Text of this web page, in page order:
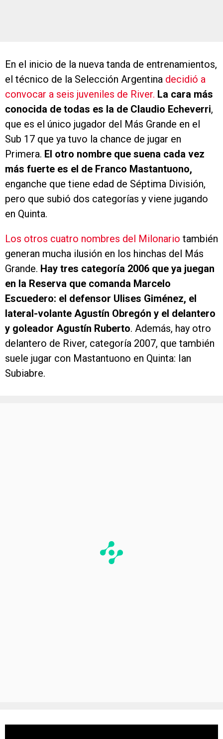
En el inicio de la nueva tanda de entrenamientos,
el técnico de la Selección Argentina decidió a
convocar a seis juveniles de River. La cara más
conocida de todas es la de Claudio Echeverri,
que es el único jugador del Más Grande en el
Sub 17 que ya tuvo la chance de jugar en
Primera. El otro nombre que suena cada vez
más fuerte es el de Franco Mastantuono,
enganche que tiene edad de Séptima División,
pero que subió dos categorías y viene jugando
en Quinta.
Los otros cuatro nombres del Milonario también
generan mucha ilusión en los hinchas del Más
Grande. Hay tres categoría 2006 que ya juegan
en la Reserva que comanda Marcelo
Escuedero: el defensor Ulises Giménez, el
lateral-volante Agustín Obregón y el delantero
y goleador Agustín Ruberto. Además, hay otro
delantero de River, categoría 2007, que también
suele jugar con Mastantuono en Quinta: Ian
Subiabre.